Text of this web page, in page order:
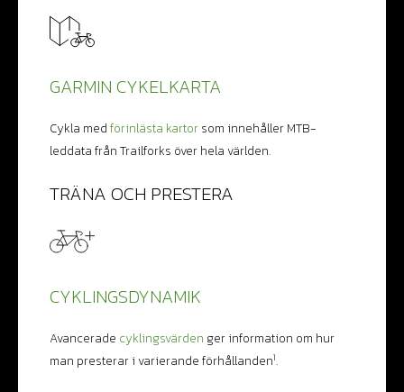
GARMIN CYKELKARTA
Cykla med förinlästa kartor som innehåller MTB-
leddata från Trailforks över hela världen.
TRÄNA OCH PRESTERA
CYKLINGSDYNAMIK
Avancerade cyklingsvärden ger information om hur
man presterar i varierande förhållanden1.